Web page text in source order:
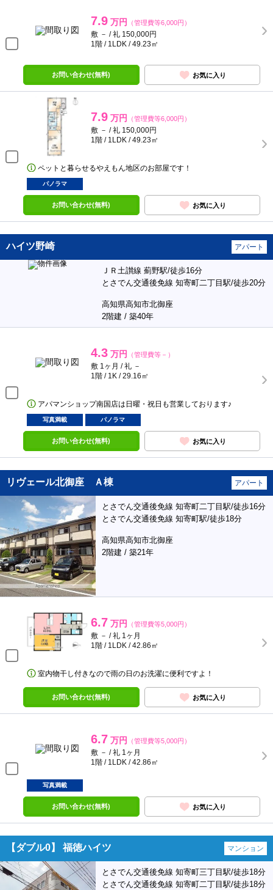
7.9 万円 （管理費等6,000円）
敷 － / 礼 150,000円
1階 / 1LDK / 49.23㎡
お問い合わせ(無料) お気に入り
7.9 万円 （管理費等6,000円）
敷 － / 礼 150,000円
1階 / 1LDK / 49.23㎡
ペットと暮らせるやえもん地区のお部屋です！
パノラマ
お問い合わせ(無料) お気に入り
ハイツ野崎 アパート
ＪＲ土讃線 薊野駅/徒歩16分
とさでん交通後免線 知寄町二丁目駅/徒歩20分
高知県高知市北御座
2階建 / 築40年
4.3 万円 （管理費等－）
敷 1ヶ月 / 礼 －
1階 / 1K / 29.16㎡
アパマンショップ南国店は日曜・祝日も営業しております♪
写真満載 パノラマ
お問い合わせ(無料) お気に入り
リヴェール北御座 Ａ棟 アパート
とさでん交通後免線 知寄町二丁目駅/徒歩16分
とさでん交通後免線 知寄町駅/徒歩18分
高知県高知市北御座
2階建 / 築21年
6.7 万円 （管理費等5,000円）
敷 － / 礼 1ヶ月
1階 / 1LDK / 42.86㎡
室内物干し付きなので雨の日のお洗濯に便利ですよ！
お問い合わせ(無料) お気に入り
6.7 万円 （管理費等5,000円）
敷 － / 礼 1ヶ月
1階 / 1LDK / 42.86㎡
写真満載
お問い合わせ(無料) お気に入り
【ダブル0】 福徳ハイツ マンション
とさでん交通後免線 知寄町三丁目駅/徒歩18分
とさでん交通後免線 知寄町二丁目駅/徒歩18分